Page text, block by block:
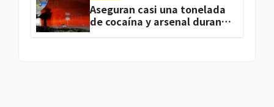
Aseguran casi una tonelada
de cocaína y arsenal durante